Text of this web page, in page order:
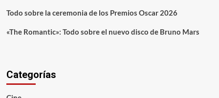
Todo sobre la ceremonia de los Premios Oscar 2026
«The Romantic»: Todo sobre el nuevo disco de Bruno Mars
Categorías